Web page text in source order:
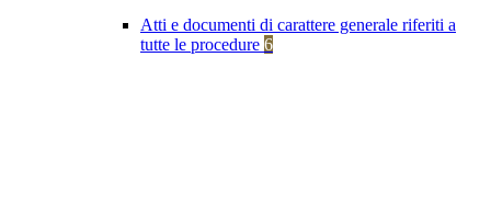
Atti e documenti di carattere generale riferiti a
tutte le procedure 6